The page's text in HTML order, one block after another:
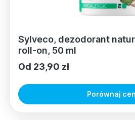
Sylveco, dezodorant
roll-on, 50 ml
Od 23,90 zł
Porównaj